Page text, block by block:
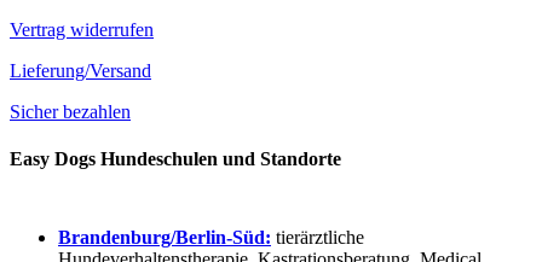
Vertrag widerrufen
Lieferung/Versand
Sicher bezahlen
Easy Dogs Hundeschulen und Standorte
Brandenburg/Berlin-Süd: tierärztliche